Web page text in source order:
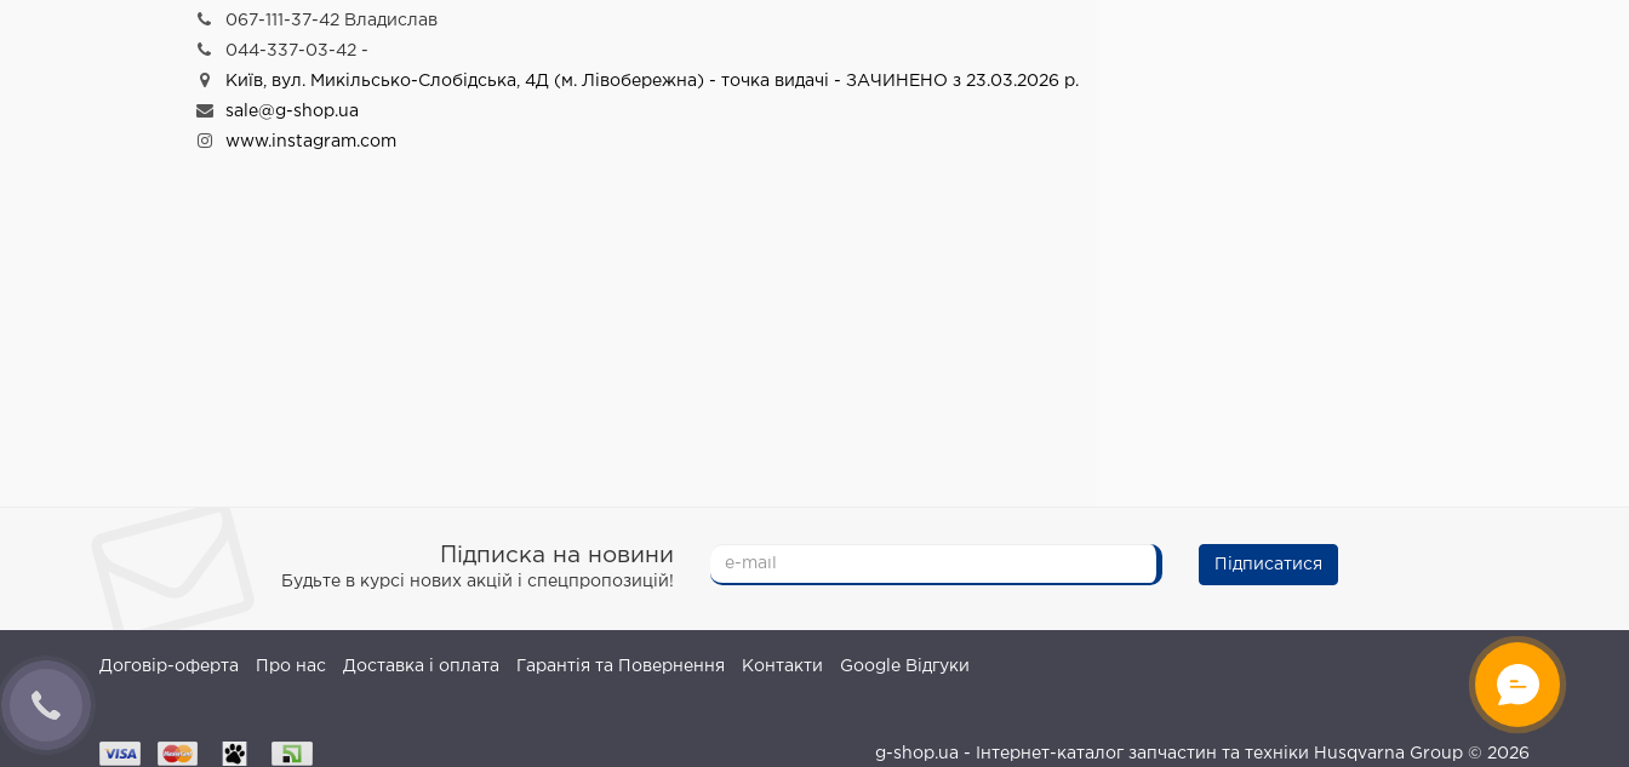
067-111-37-42 Владислав
044-337-03-42 -
Київ, вул. Микільсько-Слобідська, 4Д (м. Лівобережна) - точка видачі - ЗАЧИНЕНО з 23.03.2026 р.
sale@g-shop.ua
www.instagram.com
Підписка на новини
Будьте в курсі нових акцій і спецпропозицій!
Підписатися
Договір-оферта Про нас Доставка і оплата Гарантія та Повернення Контакти Google Відгуки
g-shop.ua - Інтернет-каталог запчастин та техніки Husqvarna Group © 2026